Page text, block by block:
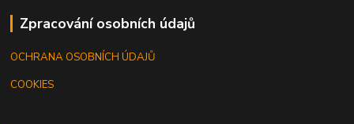
Zpracování osobních údajů
OCHRANA OSOBNÍCH ÚDAJŮ
COOKIES